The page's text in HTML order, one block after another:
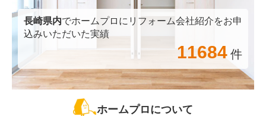
長崎県内でホームプロにリフォーム会社紹介をお申
込みいただいた実績
11684 件
ホームプロについて